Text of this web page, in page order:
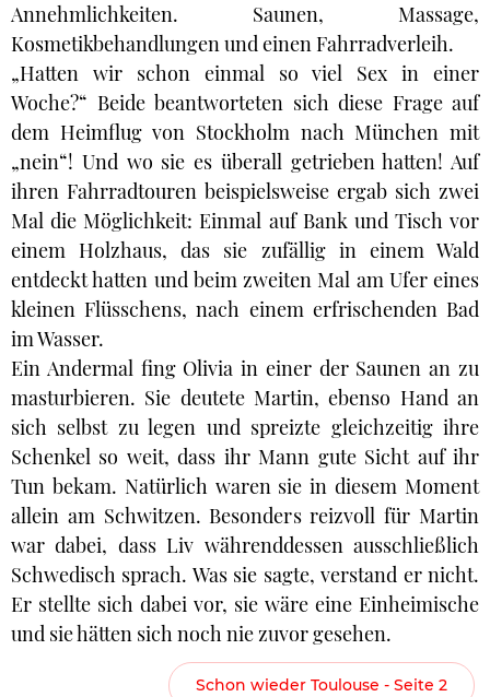
Annehmlichkeiten. Saunen, Massage,
Kosmetikbehandlungen und einen Fahrradverleih.
„Hatten wir schon einmal so viel Sex in einer
Woche?“ Beide beantworteten sich diese Frage auf
dem Heimflug von Stockholm nach München mit
„nein“! Und wo sie es überall getrieben hatten! Auf
ihren Fahrradtouren beispielsweise ergab sich zwei
Mal die Möglichkeit: Einmal auf Bank und Tisch vor
einem Holzhaus, das sie zufällig in einem Wald
entdeckt hatten und beim zweiten Mal am Ufer eines
kleinen Flüsschens, nach einem erfrischenden Bad
im Wasser.
Ein Andermal fing Olivia in einer der Saunen an zu
masturbieren. Sie deutete Martin, ebenso Hand an
sich selbst zu legen und spreizte gleichzeitig ihre
Schenkel so weit, dass ihr Mann gute Sicht auf ihr
Tun bekam. Natürlich waren sie in diesem Moment
allein am Schwitzen. Besonders reizvoll für Martin
war dabei, dass Liv währenddessen ausschließlich
Schwedisch sprach. Was sie sagte, verstand er nicht.
Er stellte sich dabei vor, sie wäre eine Einheimische
und sie hätten sich noch nie zuvor gesehen.
Schon wieder Toulouse - Seite 2